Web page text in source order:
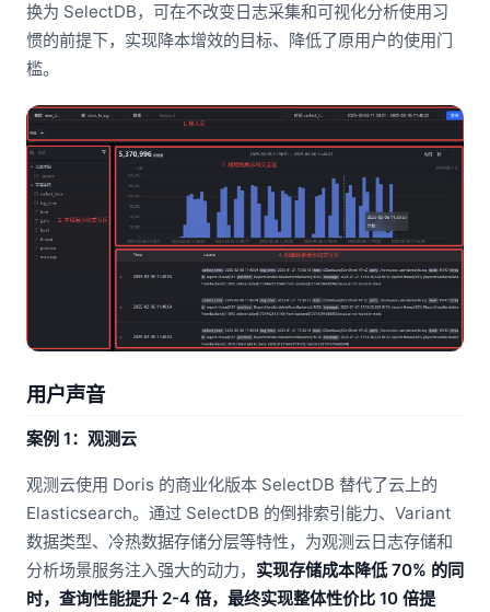
换为 SelectDB，可在不改变日志采集和可视化分析使用习
惯的前提下，实现降本增效的目标、降低了原用户的使用门
槛。
用户声音
案例 1：观测云
观测云使用 Doris 的商业化版本 SelectDB 替代了云上的
Elasticsearch。通过 SelectDB 的倒排索引能力、Variant
数据类型、冷热数据存储分层等特性，为观测云日志存储和
分析场景服务注入强大的动力， 实现存储成本降低 70% 的同
时，查询性能提升 2-4 倍，最终实现整体性价比 10 倍提